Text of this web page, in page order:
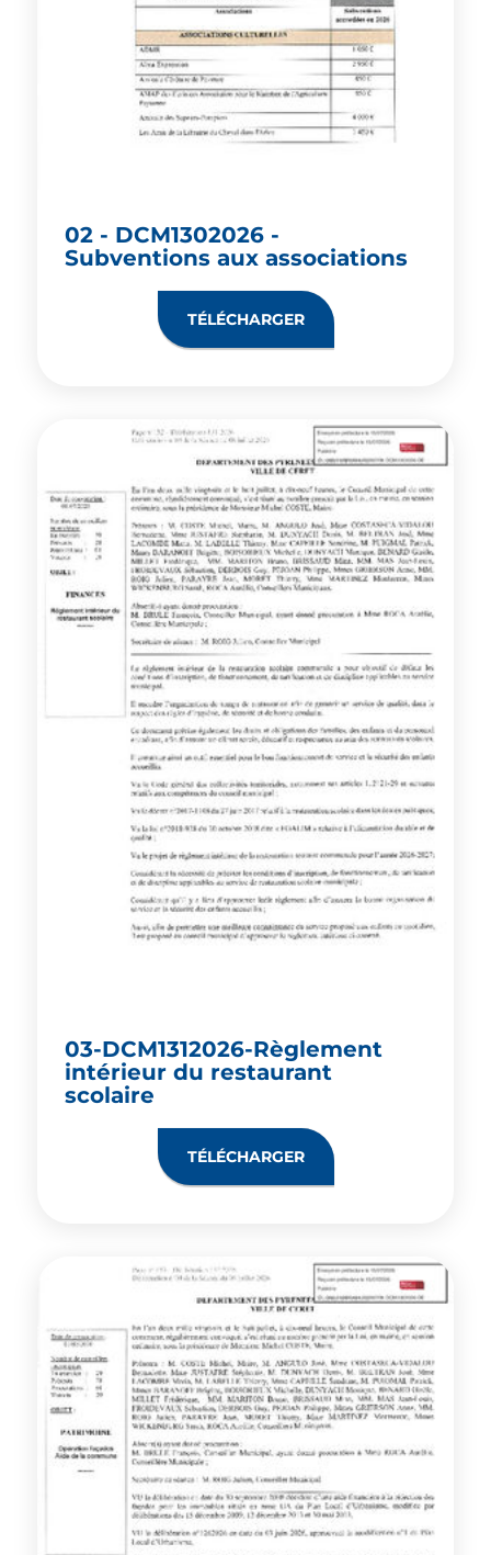
02 - DCM1302026 -
Subventions aux associations
TÉLÉCHARGER
03-DCM1312026-Règlement
intérieur du restaurant
scolaire
TÉLÉCHARGER